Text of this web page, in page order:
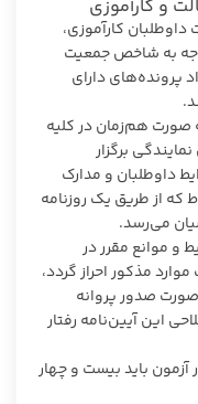
و کارآموزی
داوطلبان کارآموزی،
به شاخص جمعیت
پرونده‌های دارای
به صورت هم‌زمان در کلیه
برگزار
داوطلبان و مدارک
که از طریق یک روزنامه
می‌رسد.
و موانع مقرر در
مذکور احراز گردد،
صدور پروانه
طبق بند ۲ قسمت الف ماده ۸۲ اصلاحی این آیین‌نامه رفتار
باید بیست و چهار